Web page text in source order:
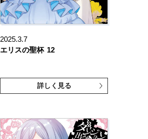
2025.3.7
エリスの聖杯 12
詳しく見る